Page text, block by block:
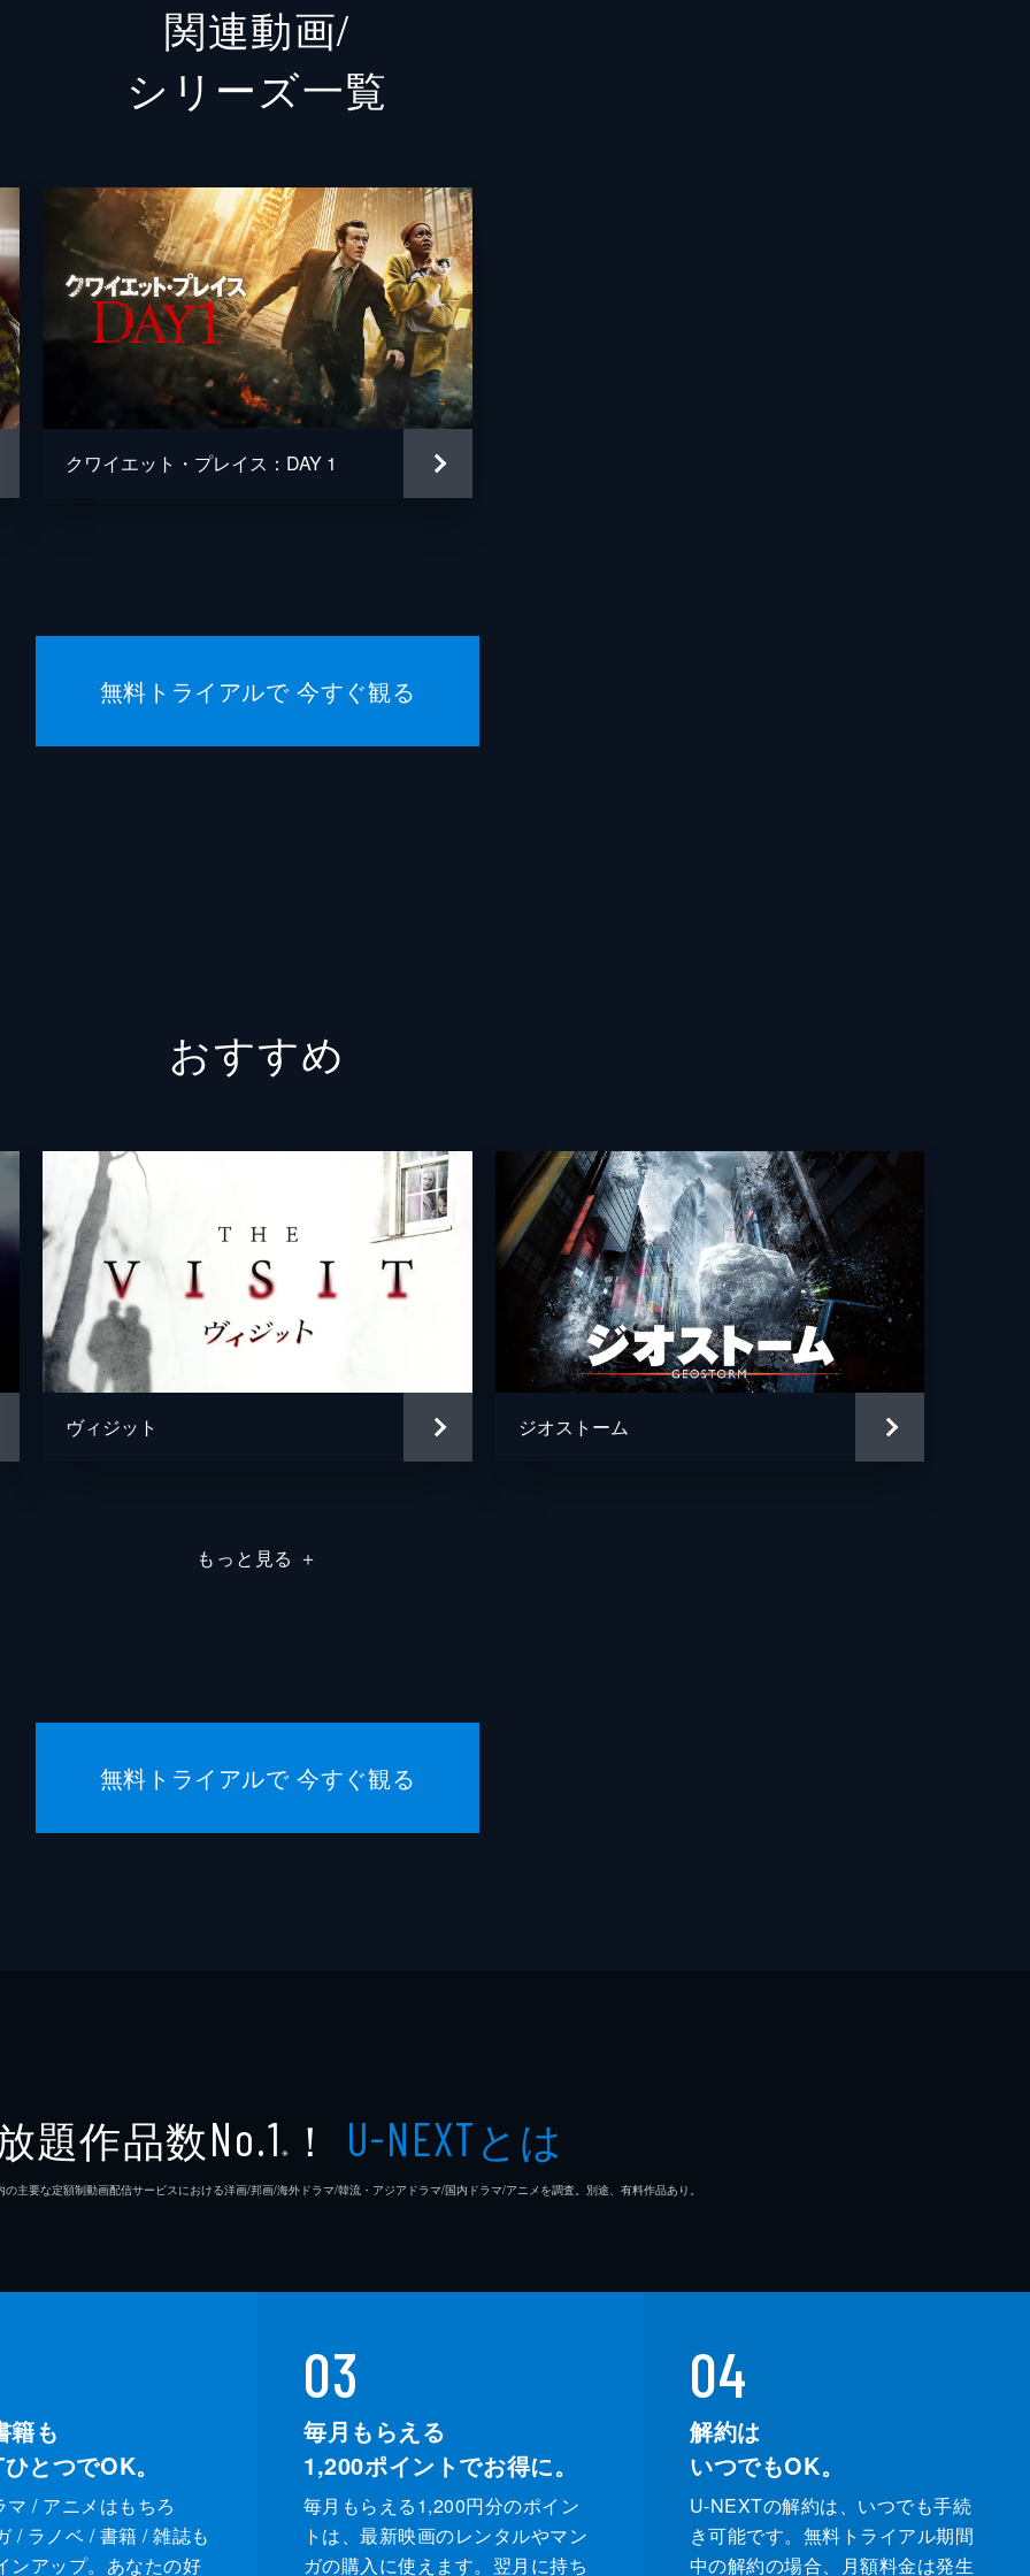
ジョン・クラシンスキー
マルコ・ベルトラミ
マイケル・ベイ
アンドリュー・フォーム
関連動画/
シリーズ⼀覧
クワイエット・プレイス：DAY 1
無料トライアルで 今すぐ観る
おすすめ
ヴィジット ジオストーム
もっと見る ＋
無料トライアルで 今すぐ観る
題作品数No.1 ※ ！ U-NEXTとは
主要な定額制動画配信サービスにおける洋画/邦画/海外ドラマ/韓流・アジアドラマ/国内ドラマ/アニメを調査。別途、有料作品あり。
籍も
とつでOK。
マ / アニメはもちろ
/ ラノベ / 書籍 / 雑誌も
ンアップ。あなたの好
03
毎月もらえる
1,200ポイントでお得に。
毎月もらえる1,200円分のポイン
トは、最新映画のレンタルやマン
ガの購入に使えます。翌月に持ち
04
解約は
いつでもOK。
U-NEXTの解約は、いつでも手続
き可能です。無料トライアル期間
中の解約の場合、月額料金は発生